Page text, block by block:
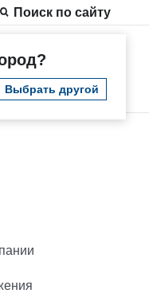
Выбрать другой
Поиск по сайту